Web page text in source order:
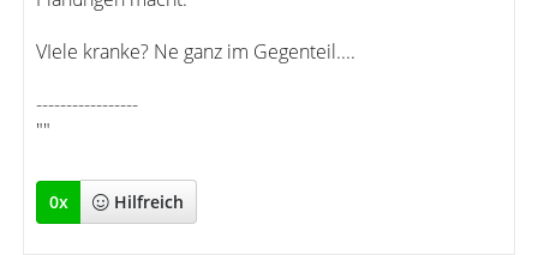
VIele kranke? Ne ganz im Gegenteil....
-----------------
""
0x Hilfreich